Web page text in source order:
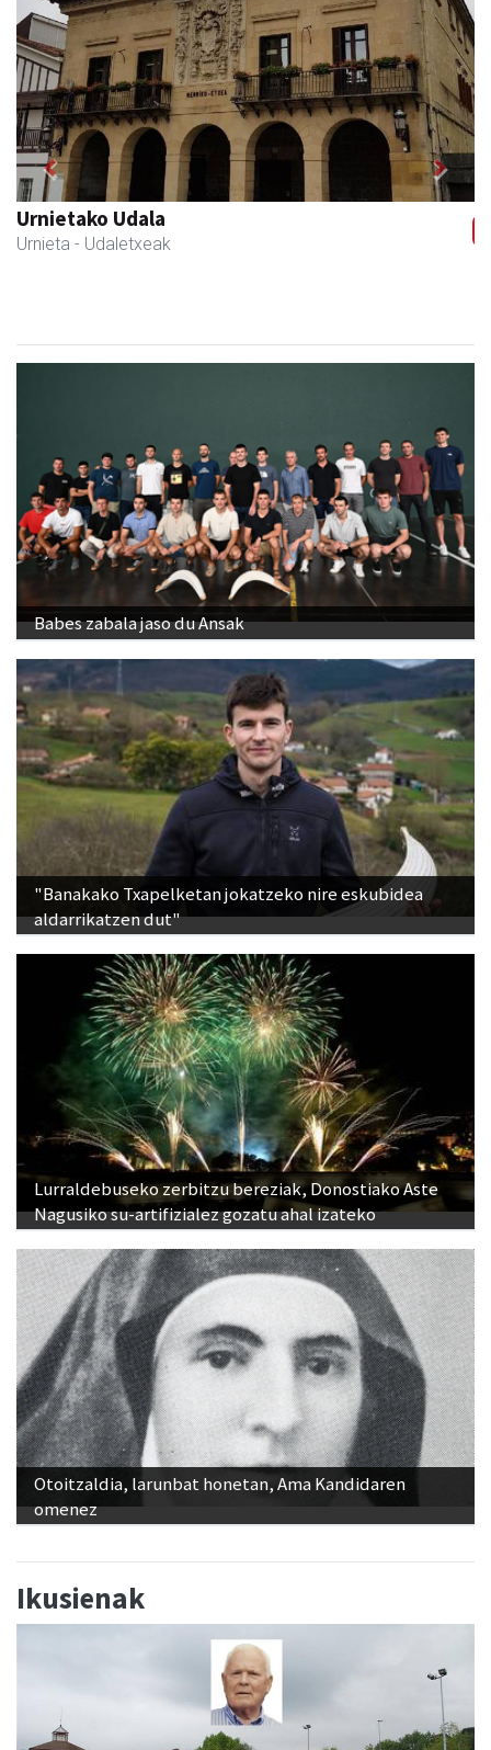
Urnietako Udala
Urnieta - Udaletxeak
Previous Next
Babes zabala jaso du Ansak
"Banakako Txapelketan jokatzeko nire eskubidea
aldarrikatzen dut"
Lurraldebuseko zerbitzu bereziak, Donostiako Aste
Nagusiko su-artifizialez gozatu ahal izateko
Otoitzaldia, larunbat honetan, Ama Kandidaren
omenez
Ikusienak